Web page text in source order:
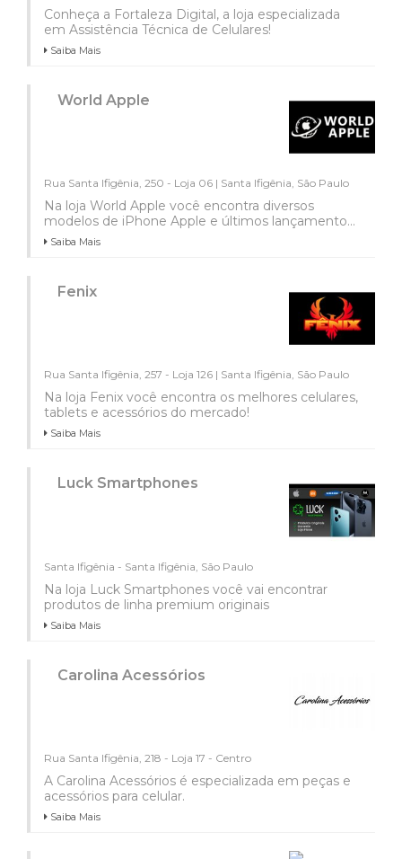
Conheça a Fortaleza Digital, a loja especializada
em Assistência Técnica de Celulares!
Saiba Mais
World Apple
Rua Santa Ifigênia, 250 - Loja 06 | Santa Ifigênia, São Paulo
Na loja World Apple você encontra diversos
modelos de iPhone Apple e últimos lançamento...
Saiba Mais
Fenix
Rua Santa Ifigênia, 257 - Loja 126 | Santa Ifigênia, São Paulo
Na loja Fenix você encontra os melhores celulares,
tablets e acessórios do mercado!
Saiba Mais
Luck Smartphones
Santa Ifigênia - Santa Ifigênia, São Paulo
Na loja Luck Smartphones você vai encontrar
produtos de linha premium originais
Saiba Mais
Carolina Acessórios
Rua Santa Ifigênia, 218 - Loja 17 - Centro
A Carolina Acessórios é especializada em peças e
acessórios para celular.
Saiba Mais